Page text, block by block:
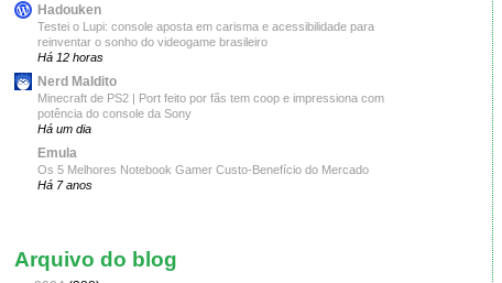
Hadouken
Testei o Lupi: console aposta em carisma e acessibilidade para
reinventar o sonho do videogame brasileiro
Há 12 horas
Nerd Maldito
Minecraft de PS2 | Port feito por fãs tem coop e impressiona com
potência do console da Sony
Há um dia
Emula
Os 5 Melhores Notebook Gamer Custo-Benefício do Mercado
Há 7 anos
Arquivo do blog